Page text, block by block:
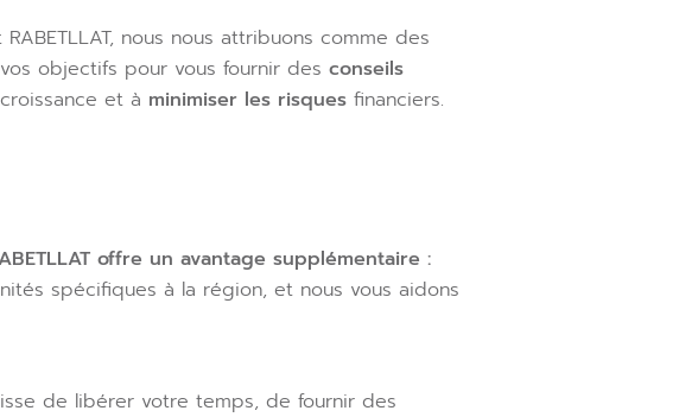
nous nous attribuons comme des
objectifs pour vous fournir des conseils
et à minimiser les risques financiers.
offre un avantage supplémentaire :
spécifiques à la région, et nous vous aidons
de libérer votre temps, de fournir des